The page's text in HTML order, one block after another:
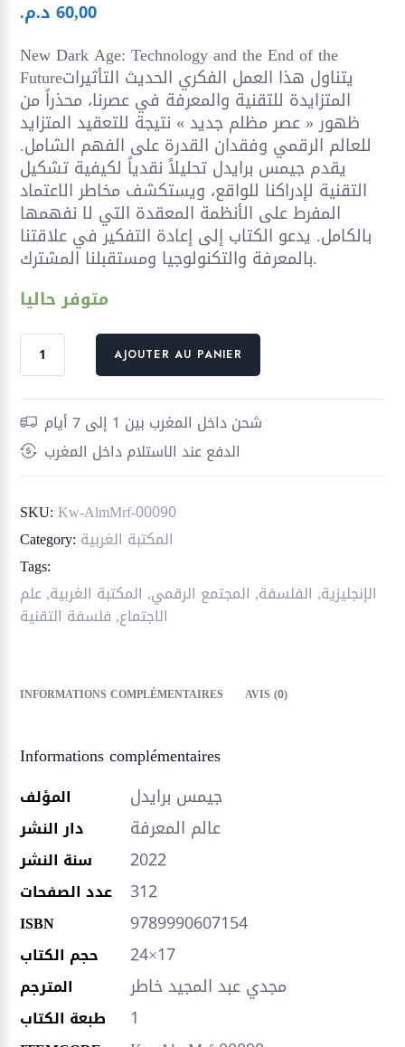
60,00 د.م.
New Dark Age: Technology and the End of the
Futureيتناول هذا العمل الفكري الحديث التأثيرات
المتزايدة للتقنية والمعرفة في عصرنا، محذراً من
ظهور « عصر مظلم جديد » نتيجة للتعقيد المتزايد
للعالم الرقمي وفقدان القدرة على الفهم الشامل.
يقدم جيمس برايدل تحليلاً نقدياً لكيفية تشكيل
التقنية لإدراكنا للواقع، ويستكشف مخاطر الاعتماد
المفرط على الأنظمة المعقدة التي لا نفهمها
بالكامل. يدعو الكتاب إلى إعادة التفكير في علاقتنا
بالمعرفة والتكنولوجيا ومستقبلنا المشترك.
متوفر حاليا
quantité
مظلم
جديد
؛
والمعرفة
ونهاية
المستقبل
AJOUTER AU PANIER
شحن داخل المغرب بين 1 إلى 7 أيام
الدفع عند الاستلام داخل المغرب
SKU: Kw-AlmMrf-00090
Category: المكتبة الغربية
Tags:
الإنجليزية, الفلسفة, المجتمع الرقمي, المكتبة الغربية,علم
الاجتماع,فلسفة التقنية
INFORMATIONS COMPLÉMENTAIRES AVIS (0)
Informations complémentaires
المؤلف جيمس برايدل
دار النشر عالم المعرفة
سنة النشر 2022
عدد الصفحات 312
ISBN 9789990607154
حجم الكتاب 24×17
المترجم مجدي عبد المجيد خاطر
طبعة الكتاب 1